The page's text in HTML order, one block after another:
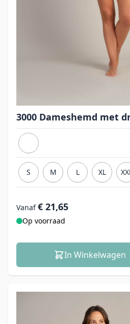
3000 Dameshemd met
S M L XL
Vanaf € 21,65
Op voorraad
In Winkelwagen